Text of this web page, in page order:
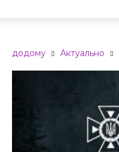
додому Актуально